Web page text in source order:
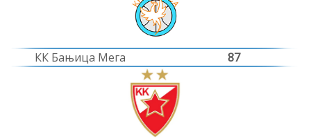
КК Бањица Мега 87